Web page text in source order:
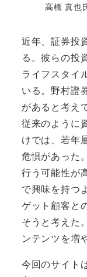
高橋 真也
近年、証券投
る。彼らの投
ライフスタイ
いる。野村證
があると考え
従来のように
けでは、若年
危惧があった
行う可能性が
で興味を持つ
ゲット顧客と
そうと考えた
ンテンツを増
今回のサイト